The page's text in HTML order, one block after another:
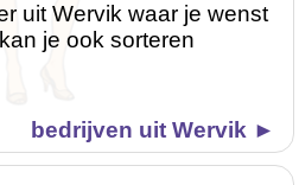
uit Wervik waar je wenst
je ook sorteren
bedrijven uit Wervik ►